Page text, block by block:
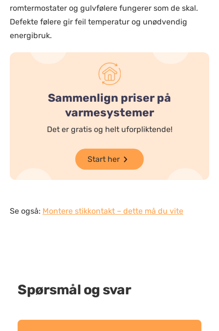
romtermostater og gulvfølere fungerer som de skal.
Defekte følere gir feil temperatur og unødvendig
energibruk.
Sammenlign priser på
varmesystemer
Det er gratis og helt uforpliktende!
Start her
Se også: Montere stikkontakt – dette må du vite
Spørsmål og svar